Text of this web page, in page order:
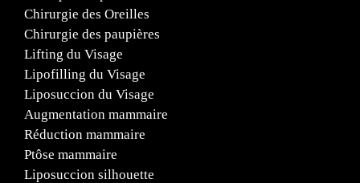
Chirurgie des Oreilles
Chirurgie des paupières
Lifting du Visage
Lipofilling du Visage
Liposuccion du Visage
Augmentation mammaire
Réduction mammaire
Ptôse mammaire
Liposuccion silhouette